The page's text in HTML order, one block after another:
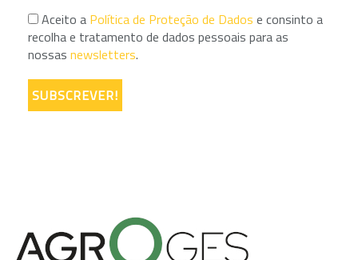
Aceito a Política de Proteção de Dados e consinto a
recolha e tratamento de dados pessoais para as
nossas newsletters.